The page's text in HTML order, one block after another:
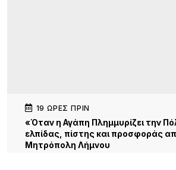
19 ΏΡΕΣ ΠΡΙΝ
«Όταν η Αγάπη Πλημμυρίζει την
ελπίδας, πίστης και προσφοράς
Μητρόπολη Λήμνου